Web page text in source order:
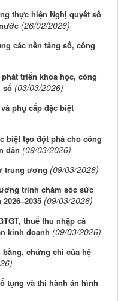
thực hiện Nghị quyết số
(26/02/2026)
các nền tảng số, công
triển khoa học, công
số (03/03/2026)
phụ cấp đặc biệt
biệt tạo đột phá cho công
dân (09/03/2026)
trung ương (09/03/2026)
trình chăm sóc sức
(09/03/2026)
thuế thu nhập cá
kinh doanh (09/03/2026)
chứng chỉ của hệ
tụng và thi hành án hình